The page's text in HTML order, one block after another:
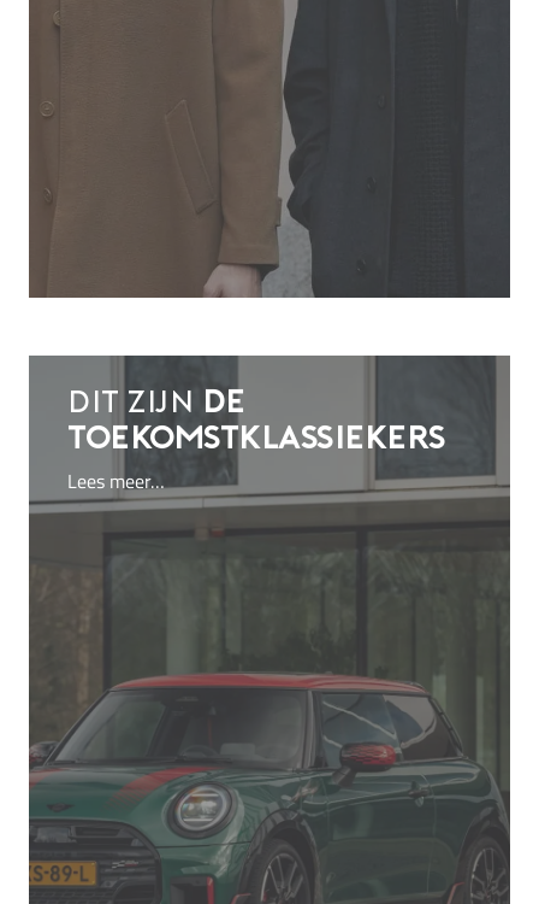
Dit zijn de
toekomstklassiekers
Lees meer…